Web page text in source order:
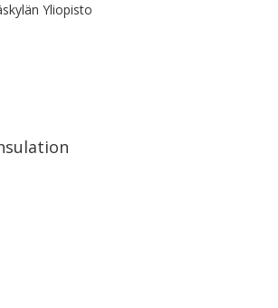
Yliopisto